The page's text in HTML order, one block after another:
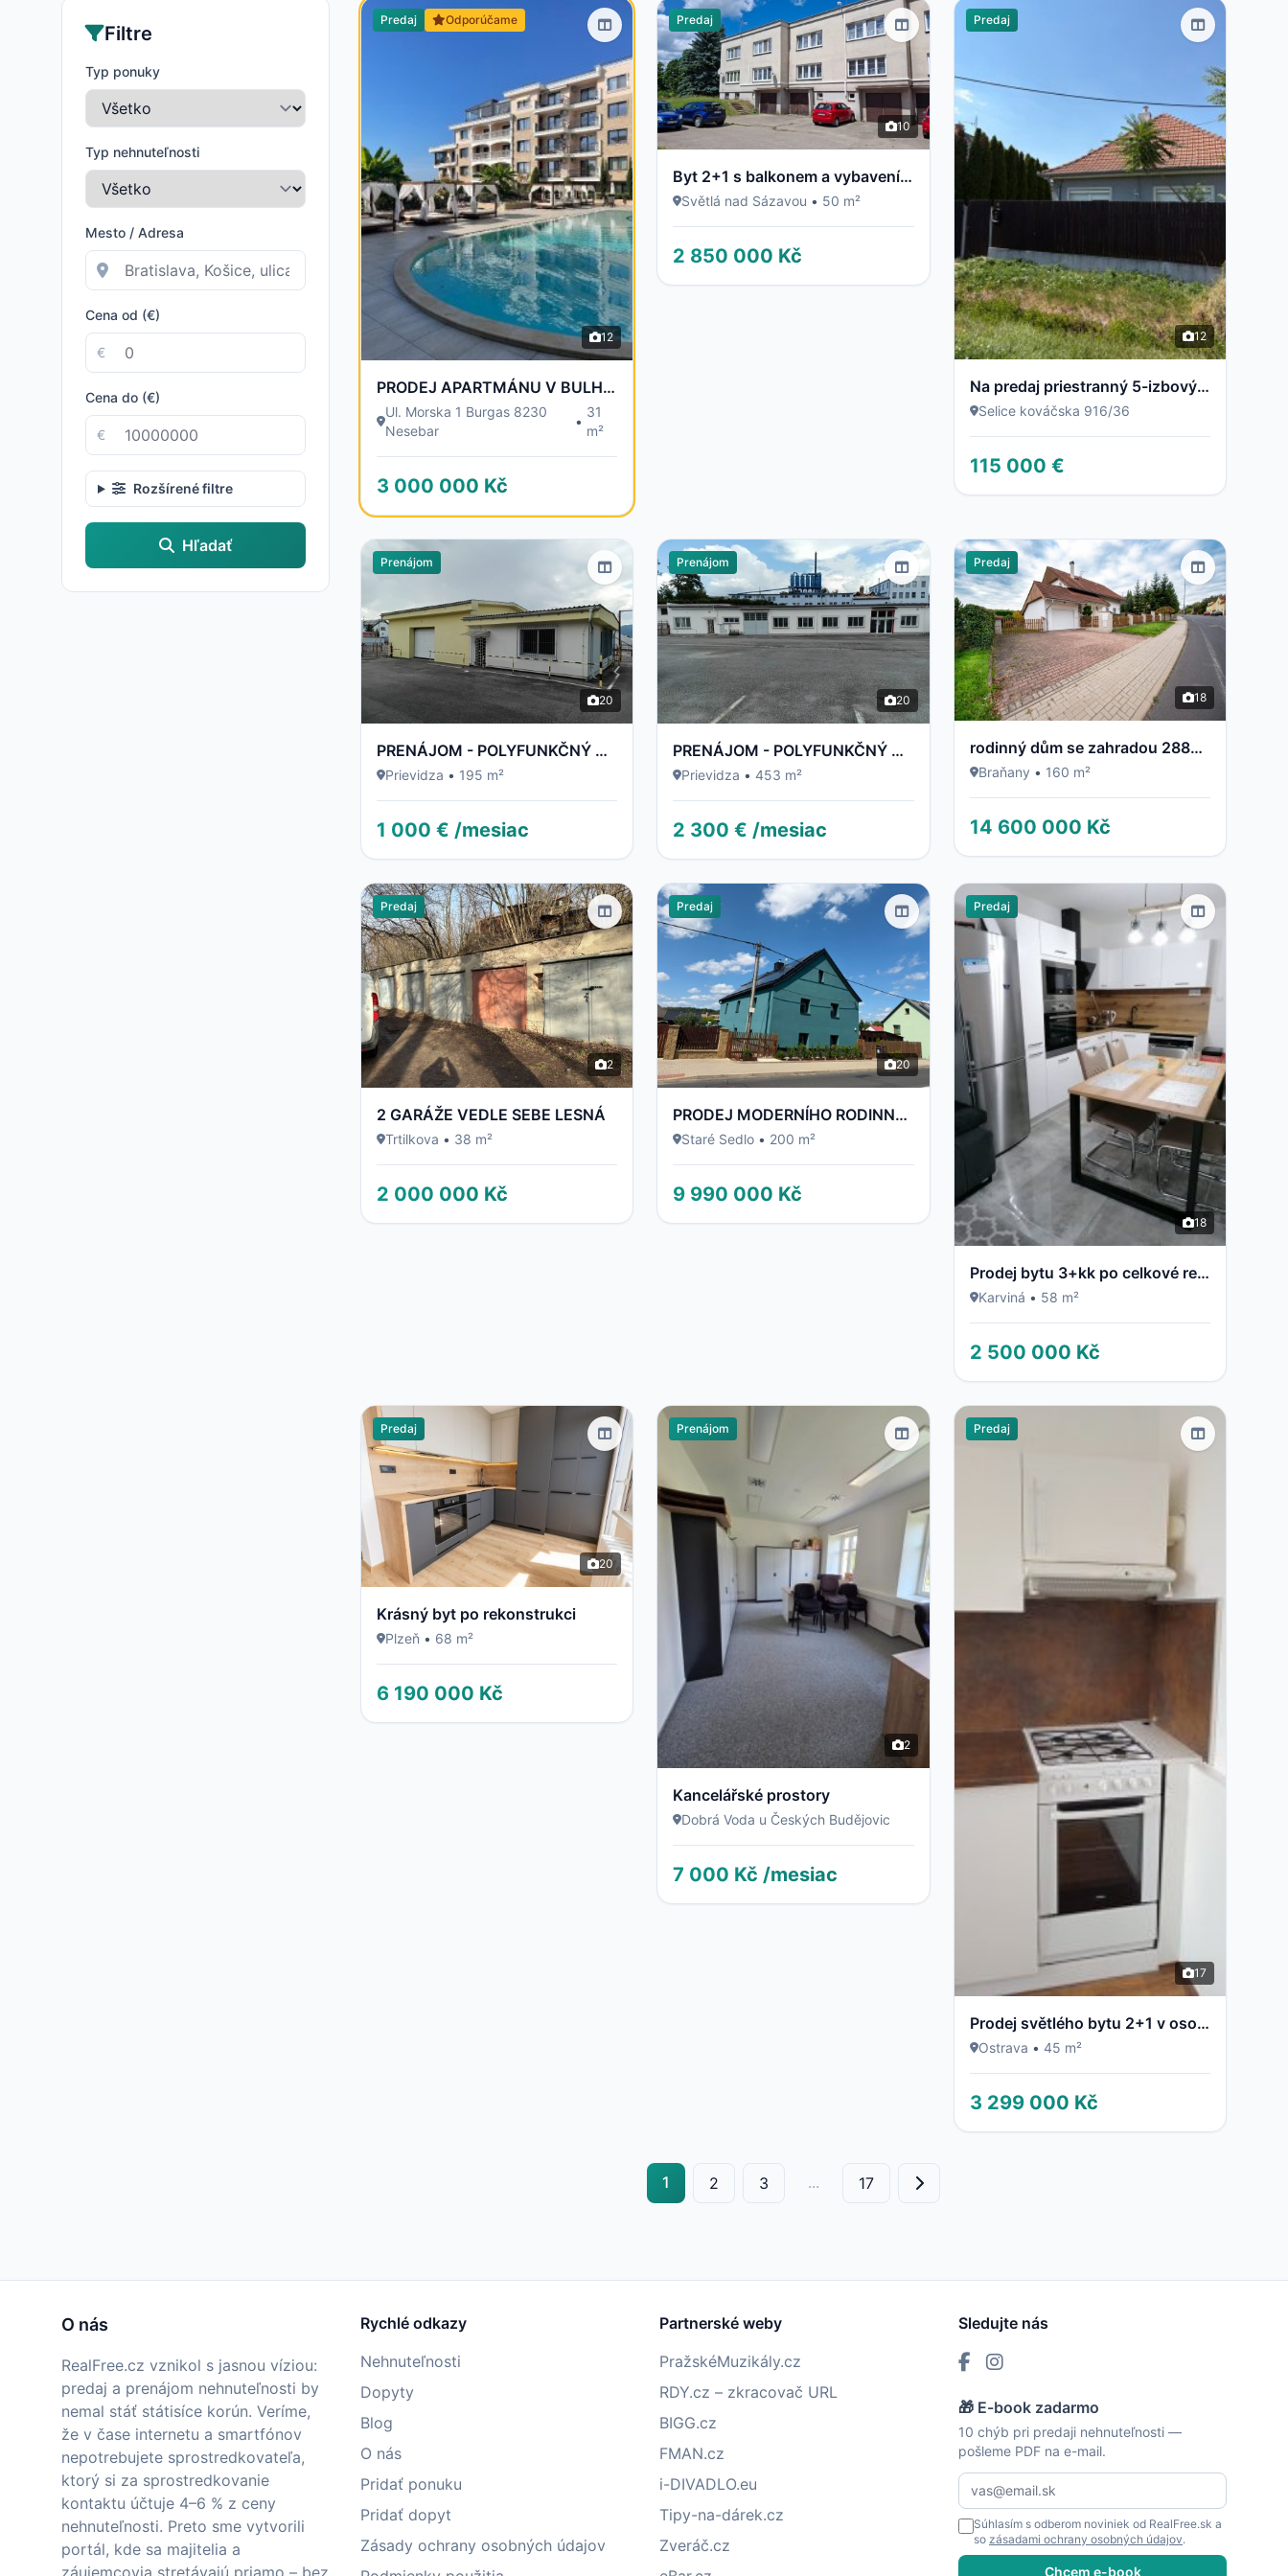
2
Filtre
Typ ponuky
Typ nehnuteľnosti
Mesto / Adresa
Cena od (€)
€
Cena do (€)
€
Rozšírené filtre
Hľadať
Predaj Odporúčame
12
PRODEJ APARTMÁNU V BULHARSKU - 100 m od moře
Ul. Morska 1 Burgas 8230
Nesebar
•
31
m²
3 000 000 Kč
Predaj
10
Byt 2+1 s balkonem a vybavením – Světlá nad Sázavou
Světlá nad Sázavou • 50 m²
2 850 000 Kč
Predaj
12
Na predaj priestranný 5-izbový rodinný dom v obci Selice pripravený stať sa vaším novým domovom
Selice kováčska 916/36
115 000 €
Prenájom
20
PRENÁJOM - POLYFUNKČNÝ OBJEKT / BUDOVA - NECPALSKÁ CESTA 34 E – PRIEVIDZA
Prievidza • 195 m²
1 000 € /mesiac
Prenájom
20
PRENÁJOM - POLYFUNKČNÝ OBJEKT / BUDOVA - NECPALSKÁ CESTA 34 B – PRIEVIDZA
Prievidza • 453 m²
2 300 € /mesiac
Predaj
18
rodinný dům se zahradou 2883m2
Braňany • 160 m²
14 600 000 Kč
Predaj
2
2 GARÁŽE VEDLE SEBE LESNÁ
Trtilkova • 38 m²
2 000 000 Kč
Predaj
20
PRODEJ MODERNÍHO RODINNÉHO DOMU 5+KK | 200 m² | PO KOMPLETNÍ REKONSTRUKCI | POZEMEK 700 m² | STARÉ S
Staré Sedlo • 200 m²
9 990 000 Kč
Predaj
18
Prodej bytu 3+kk po celkové rekonstrukci
Karviná • 58 m²
2 500 000 Kč
Predaj
20
Krásný byt po rekonstrukci
Plzeň • 68 m²
6 190 000 Kč
Prenájom
2
Kancelářské prostory
Dobrá Voda u Českých Budějovic
7 000 Kč /mesiac
Predaj
17
Prodej světlého bytu 2+1 v osobním vlastnictví – Ostrava, Dubina (ul. Jaroslava Misky)
Ostrava • 45 m²
3 299 000 Kč
1 2 3 ... 17
O nás
RealFree.cz vznikol s jasnou víziou:
predaj a prenájom nehnuteľnosti by
nemal stáť státisíce korún. Veríme,
že v čase internetu a smartfónov
nepotrebujete sprostredkovateľa,
ktorý si za sprostredkovanie
kontaktu účtuje 4–6 % z ceny
nehnuteľnosti. Preto sme vytvorili
portál, kde sa majitelia a
Rychlé odkazy
Nehnuteľnosti
Dopyty
Blog
O nás
Pridať ponuku
Pridať dopyt
Zásady ochrany osobných údajov
Partnerské weby
PražskéMuzikály.cz
RDY.cz – zkracovač URL
BIGG.cz
FMAN.cz
i-DIVADLO.eu
Tipy-na-dárek.cz
Zveráč.cz
Sledujte nás
🎁 E-book zadarmo
10 chýb pri predaji nehnuteľnosti —
pošleme PDF na e-mail.
Súhlasím s odberom noviniek od RealFree.sk a
so zásadami ochrany osobných údajov.
Chcem e-book